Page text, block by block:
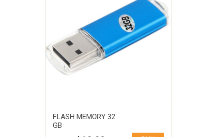
FLASH MEMORY 32
GB